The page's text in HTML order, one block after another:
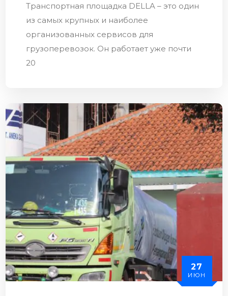
Транспортная площадка DELLA – это один
из самых крупных и наиболее
организованных сервисов для
грузоперевозок. Он работает уже почти
20
27
ИЮН